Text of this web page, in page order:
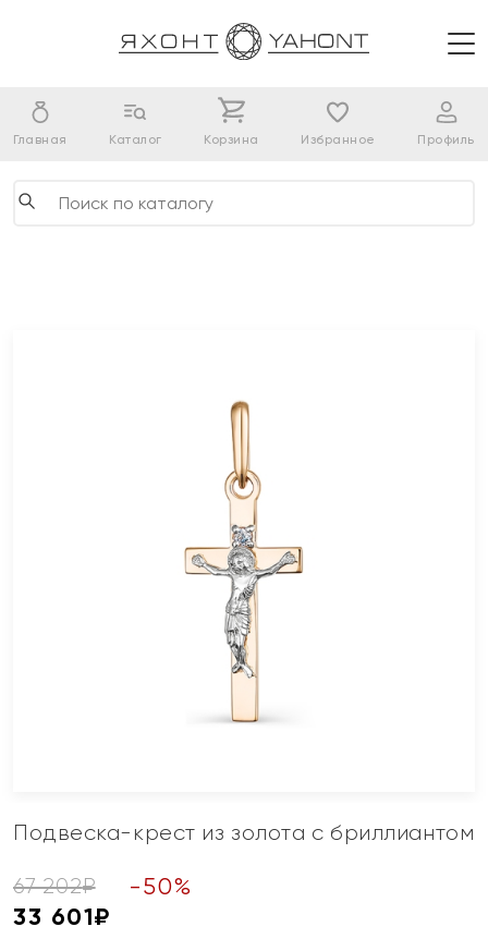
Главная Каталог Корзина Избранное Профиль
Подвеска-крест из золота с бриллиантом
67 202₽ -50%
33 601₽